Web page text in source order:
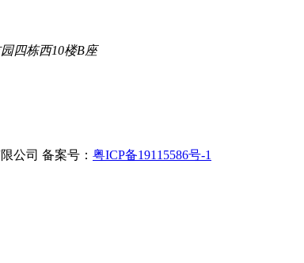
四栋西10楼B座
公司 备案号： 粤ICP备19115586号-1